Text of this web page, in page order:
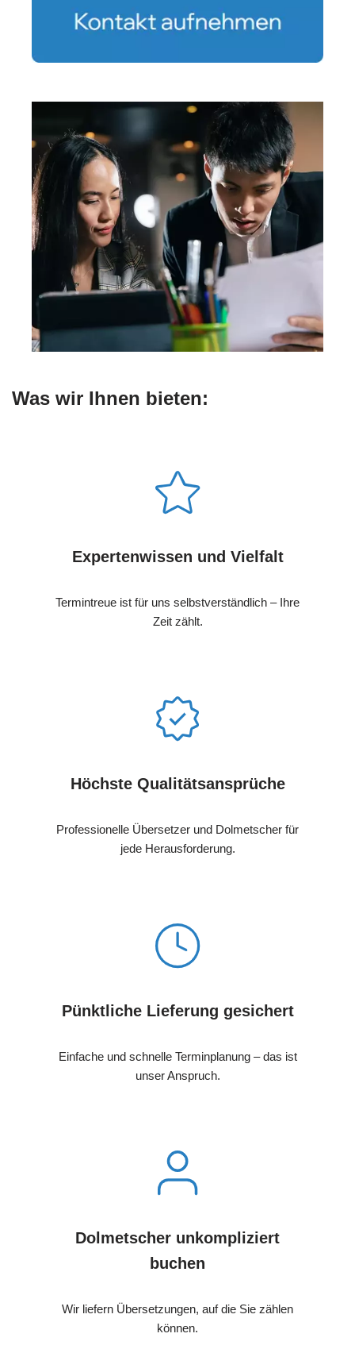
Was wir Ihnen bieten:
Expertenwissen und Vielfalt
Termintreue ist für uns selbstverständlich – Ihre
Zeit zählt.
Höchste Qualitätsansprüche
Professionelle Übersetzer und Dolmetscher für
jede Herausforderung.
Pünktliche Lieferung gesichert
Einfache und schnelle Terminplanung – das ist
unser Anspruch.
Dolmetscher unkompliziert
buchen
Wir liefern Übersetzungen, auf die Sie zählen
können.